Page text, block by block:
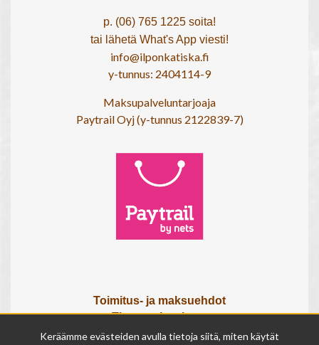
p. (06) 765 1225 soita!
tai lähetä What's App viesti!
info@ilponkatiska.fi
y-tunnus: 2404114-9
Maksupalveluntarjoaja
Paytrail Oyj (y-tunnus 2122839-7)
Toimitus- ja maksuehdot
Tietosuojaseloste
Tietoa meistä
Keräämme evästeiden avulla tietoja siitä, miten käytät